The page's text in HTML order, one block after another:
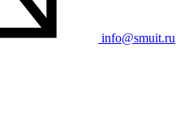
info@smuit.ru